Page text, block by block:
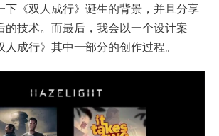
下《双人成行》诞生的背景，并且分享
的技术。而最后，我会以一个设计案
成行》其中一部分的创作过程。